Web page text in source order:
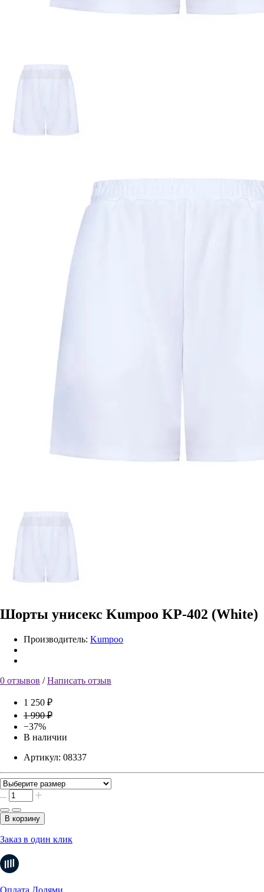
Шорты унисекс Kumpoo KP-402 (White)
Производитель: Kumpoo
0 отзывов /Написать отзыв
1 250 ₽
1 990 ₽
−37%
В наличии
Артикул: 08337
В корзину
Заказ в один клик
Оплата Долями